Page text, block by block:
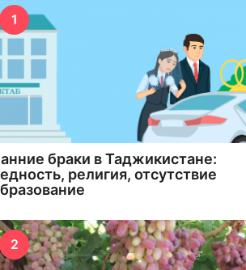
1
браки в Таджикистане:
религия, отсутствие
2